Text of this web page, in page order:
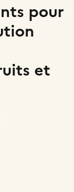
pour
et
email